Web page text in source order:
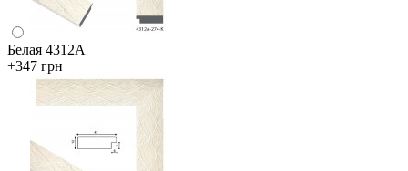
Белая 4312А
+347 грн